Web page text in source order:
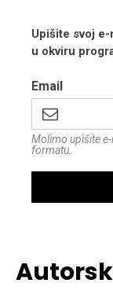
Upišite svoj
u okviru
Email
Molimo upišite
formatu.